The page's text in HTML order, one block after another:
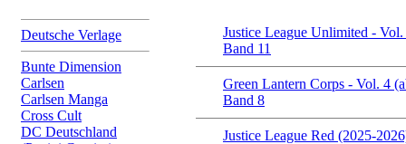
Deutsche Verlage
Bunte Dimension
Carlsen
Carlsen Manga
Cross Cult
DC Deutschland
Justice League Unlimited -
Band 11
Green Lantern Corps - Vol. 4
Band 8
Justice League Red (2025-